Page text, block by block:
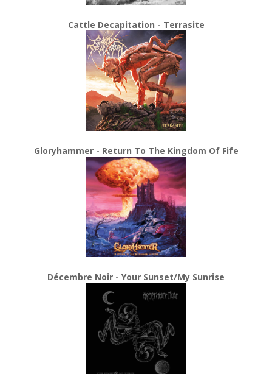
Cattle Decapitation - Terrasite
Gloryhammer - Return To The Kingdom Of Fife
Décembre Noir - Your Sunset/My Sunrise